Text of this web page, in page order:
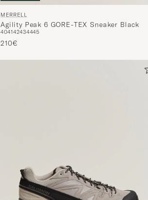
MERRELL
Agility Peak 6 GORE-TEX Sneaker Black
404142434445
210€